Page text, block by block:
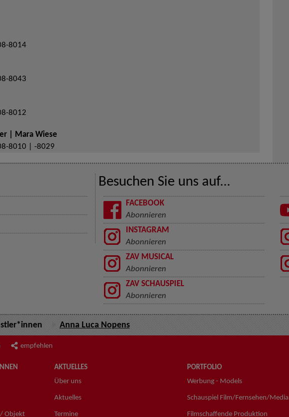
8014
8043
8012
| Mara Wiese
8010 | -8029
Besuchen Sie uns auf...
FACEBOOK
Abonnieren
INSTAGRAM
Abonnieren
ZAV MUSICAL
Abonnieren
ZAV SCHAUSPIEL
Abonnieren
Anna Luca Nopens
empfehlen
/ Objekt
AKTUELLES
Über uns
Aktuelles
Termine
PORTFOLIO
Werbung - Models
Schauspiel Film/Fernsehen/Media
Filmschaffende Produktion